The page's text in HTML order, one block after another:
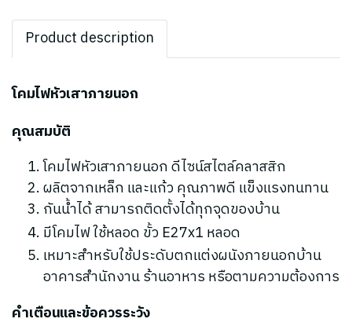
Product description
โคมไฟหัวเสาภายนอก
คุณสมบัติ
โคมไฟหัวเสาภายนอก ดีไซน์สไตล์คลาสสิก
ผลิตจากเหล็ก และแก้ว คุณภาพดี แข็งแรงทนทาน
กันน้ำได้ สามารถติดตั้งได้ทุกจุดของบ้าน
มีโคมไฟ ใช้หลอด ขั้ว E27x1 หลอด
เหมาะสำหรับใช้ประดับตกแต่งผนังภายนอกบ้าน
อาคารสำนักงาน ร้านอาหาร หรือตามความต้องการ
คำเตือนและข้อควรระวัง